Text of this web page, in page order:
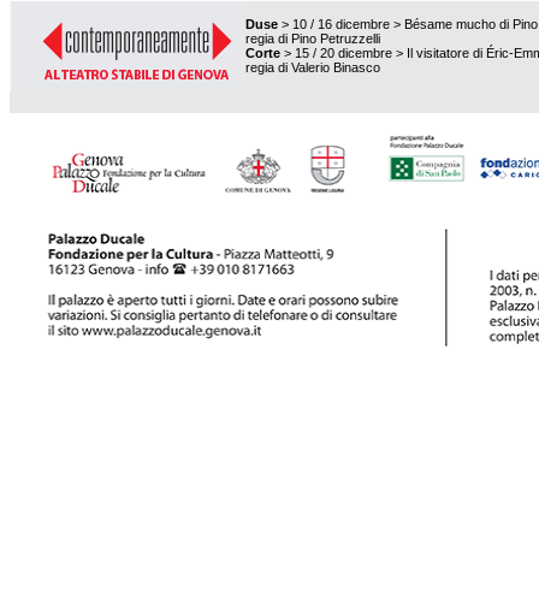
Duse > 10 / 16 dicembre > Bésame mucho di
regia di Pino Petruzzelli
Corte > 15 / 20 dicembre > Il visitatore di Éric-
regia di Valerio Binasco